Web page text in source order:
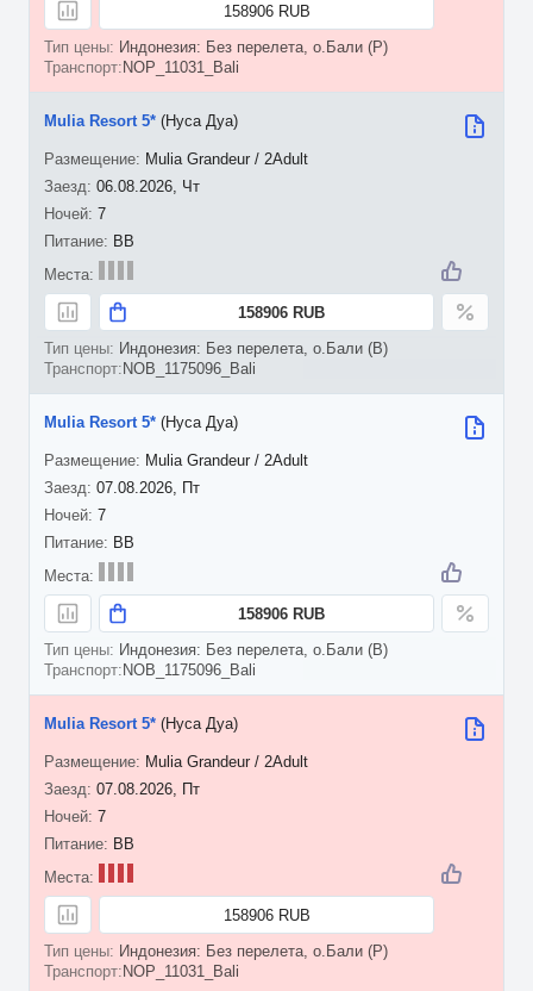
158906 RUB
Индонезия: Без перелета, о.Бали (P)
NOP_11031_Bali
06.08.2026, Чт
7
Mulia Resort 5* (Нуса Дуа)
Mulia Grandeur / 2Adult
BB
158906 RUB
Индонезия: Без перелета, о.Бали (B)
NOB_1175096_Bali
07.08.2026, Пт
7
Mulia Resort 5* (Нуса Дуа)
Mulia Grandeur / 2Adult
BB
158906 RUB
Индонезия: Без перелета, о.Бали (B)
NOB_1175096_Bali
07.08.2026, Пт
7
Mulia Resort 5* (Нуса Дуа)
Mulia Grandeur / 2Adult
BB
158906 RUB
Индонезия: Без перелета, о.Бали (P)
NOP_11031_Bali